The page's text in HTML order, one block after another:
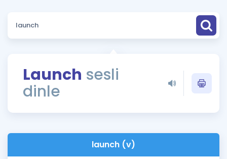
Sözlük
Rehberlik Aracı
ÖSYM Sınav Takvimi
Hakkımızda
Launch sesli
dinle
launch (v)